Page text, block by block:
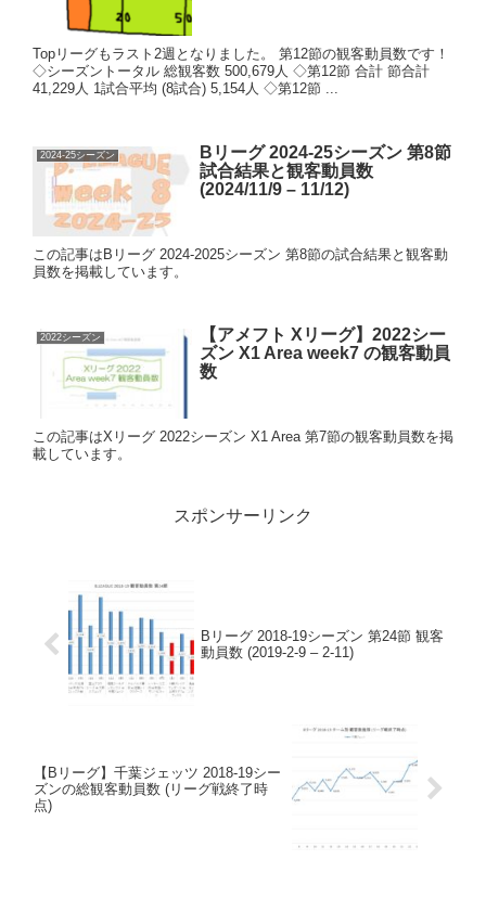
Topリーグもラスト2週となりました。 第12節の観客動員数です！
◇シーズントータル 総観客数 500,679人 ◇第12節 合計 節合計
41,229人 1試合平均 (8試合) 5,154人 ◇第12節 ...
2024-25シーズン
Bリーグ 2024-25シーズン 第8節
試合結果と観客動員数
(2024/11/9 – 11/12)
この記事はBリーグ 2024-2025シーズン 第8節の試合結果と観客動
員数を掲載しています。
2022シーズン
【アメフト Xリーグ】2022シー
ズン X1 Area week7 の観客動員
数
この記事はXリーグ 2022シーズン X1 Area 第7節の観客動員数を掲
載しています。
スポンサーリンク
Bリーグ 2018-19シーズン 第24節 観客
動員数 (2019-2-9 – 2-11)
【Bリーグ】千葉ジェッツ 2018-19シー
ズンの総観客動員数 (リーグ戦終了時
点)